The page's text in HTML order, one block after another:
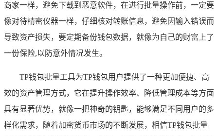
商家一样，避免下载到恶意软件，在进行批量操作前，一定要
像对待精密仪器一样，仔细核对转账信息，避免因输入错误而
导致资产损失，要定期备份钱包数据，就像为自己的财富上了
一份保险,以防意外情况发生。
TP钱包批量工具为TP钱包用户提供了一种更加便捷、高
效的资产管理方式，它在提升操作效率、降低管理成本等方面
具有显著优势，就像一把神奇的钥匙，能够满足不同用户的多
样化需求，随着加密货币市场的不断发展，相信TP钱包批量